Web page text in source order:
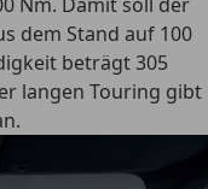
dem Stand auf 100
beträgt 305
langen Touring gibt